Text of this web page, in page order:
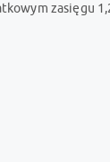
zasięgu